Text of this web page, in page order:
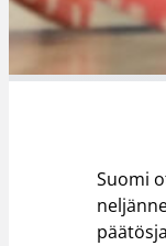
Suomi